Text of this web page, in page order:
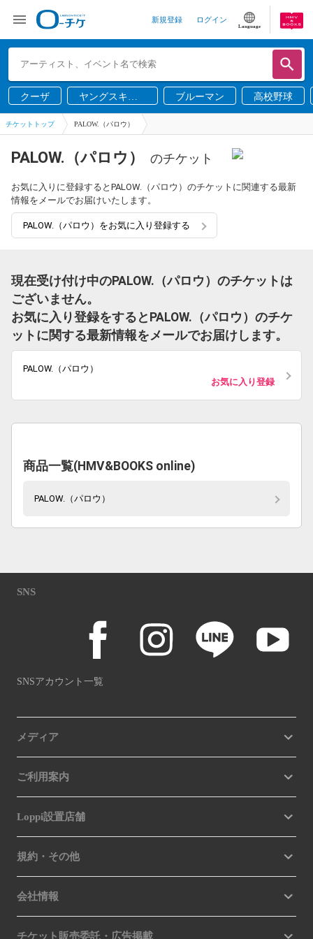
新規登録 ログイン
Language
クーザ
ヤングスキニ
ー
ブルーマン 高校野球
チケットトップ PALOW.（パロウ）
PALOW.（パロウ） のチケット
お気に入りに登録するとPALOW.（パロウ）のチケットに関連する最新
情報をメールでお届けいたします。
PALOW.（パロウ）をお気に入り登録する
現在受け付け中のPALOW.（パロウ）のチケットは
ございません。
お気に入り登録をするとPALOW.（パロウ）のチケ
ットに関する最新情報をメールでお届けします。
PALOW.（パロウ）
お気に入り登録
商品一覧(HMV&BOOKS online)
PALOW.（パロウ）
SNS
SNSアカウント一覧
メディア
ご利用案内
Loppi設置店舗
規約・その他
会社情報
チケット販売委託・広告掲載